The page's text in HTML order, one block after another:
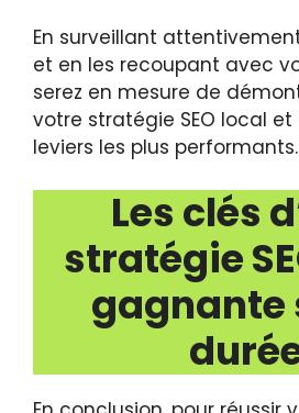
En surveillant
et en les recoupant avec
serez en mesure de
votre stratégie SEO local et
leviers les plus performants.
Les clés
stratégie
gagnante